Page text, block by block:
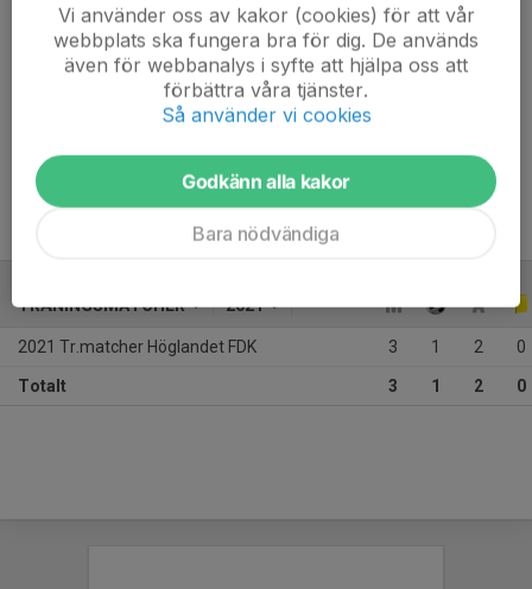
Position
Mittfältare
34 år
Moderklubb: Höreda GIF
TRÄNINGSMATCHER 2021
2021 Tr.matcher Höglandet FDK 3 1 2 0
Totalt 3 1 2 0
Vi använder oss av kakor (cookies) för att vår
webbplats ska fungera bra för dig. De används
även för webbanalys i syfte att hjälpa oss att
förbättra våra tjänster.
Så använder vi cookies
Godkänn alla kakor
Bara nödvändiga